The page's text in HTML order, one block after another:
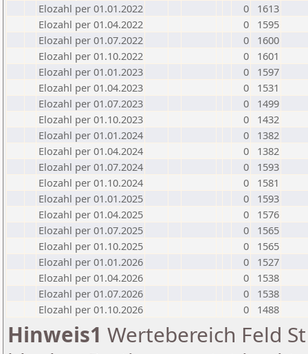
Elozahl per 01.01.2022
0
1613
Elozahl per 01.04.2022
0
1595
Elozahl per 01.07.2022
0
1600
Elozahl per 01.10.2022
0
1601
Elozahl per 01.01.2023
0
1597
Elozahl per 01.04.2023
0
1531
Elozahl per 01.07.2023
0
1499
Elozahl per 01.10.2023
0
1432
Elozahl per 01.01.2024
0
1382
Elozahl per 01.04.2024
0
1382
Elozahl per 01.07.2024
0
1593
Elozahl per 01.10.2024
0
1581
Elozahl per 01.01.2025
0
1593
Elozahl per 01.04.2025
0
1576
Elozahl per 01.07.2025
0
1565
Elozahl per 01.10.2025
0
1565
Elozahl per 01.01.2026
0
1527
Elozahl per 01.04.2026
0
1538
Elozahl per 01.07.2026
0
1538
Elozahl per 01.10.2026
0 1488
Hinweis1 Wertebereich Feld